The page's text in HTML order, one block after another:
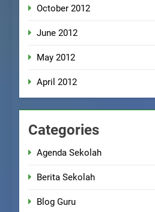
October 2012
June 2012
May 2012
April 2012
Categories
Agenda Sekolah
Berita Sekolah
Blog Guru